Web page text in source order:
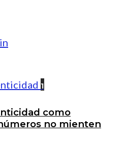
1
como
no mienten